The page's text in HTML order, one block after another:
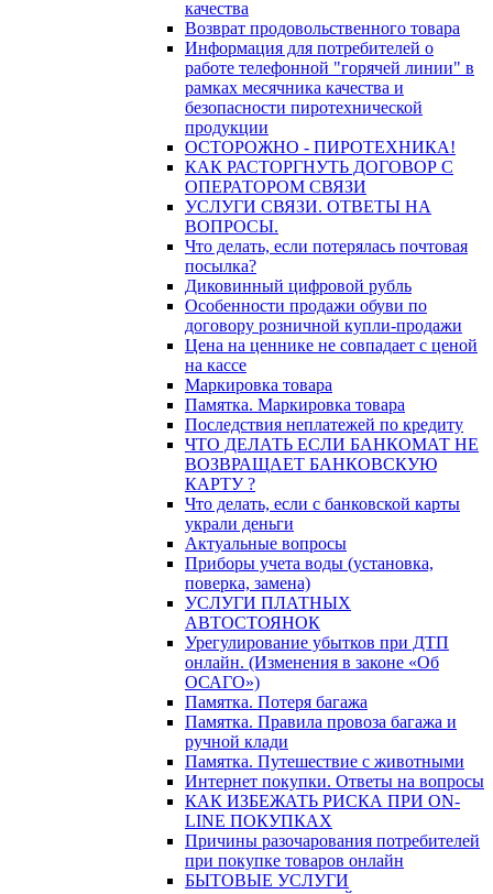
качества
Возврат продовольственного товара
Информация для потребителей о
работе телефонной "горячей линии" в
рамках месячника качества и
безопасности пиротехнической
продукции
ОСТОРОЖНО - ПИРОТЕХНИКА!
КАК РАСТОРГНУТЬ ДОГОВОР С
ОПЕРАТОРОМ СВЯЗИ
УСЛУГИ СВЯЗИ. ОТВЕТЫ НА
ВОПРОСЫ.
Что делать, если потерялась почтовая
посылка?
Диковинный цифровой рубль
Особенности продажи обуви по
договору розничной купли-продажи
Цена на ценнике не совпадает с ценой
на кассе
Маркировка товара
Памятка. Маркировка товара
Последствия неплатежей по кредиту
ЧТО ДЕЛАТЬ ЕСЛИ БАНКОМАТ НЕ
ВОЗВРАЩАЕТ БАНКОВСКУЮ
КАРТУ ?
Что делать, если с банковской карты
украли деньги
Актуальные вопросы
Приборы учета воды (установка,
поверка, замена)
УСЛУГИ ПЛАТНЫХ
АВТОСТОЯНОК
Урегулирование убытков при ДТП
онлайн. (Изменения в законе «Об
ОСАГО»)
Памятка. Потеря багажа
Памятка. Правила провоза багажа и
ручной клади
Памятка. Путешествие с животными
Интернет покупки. Ответы на вопросы
КАК ИЗБЕЖАТЬ РИСКА ПРИ ON-
LINE ПОКУПКАХ
Причины разочарования потребителей
при покупке товаров онлайн
БЫТОВЫЕ УСЛУГИ